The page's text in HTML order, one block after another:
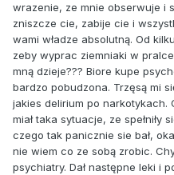
wrazenie, ze mnie obserwuje i
zniszcze cie, zabije cie i
wami władze absolutną. Od
zeby wyprac ziemniaki w
mną dzieje??? Biore kupe
bardzo pobudzona. Trzęsą mi
jakies delirium po narkotykach.
miał taka sytuacje, ze spełniły
czego tak panicznie sie bał,
nie wiem co ze sobą zrobic.
psychiatry. Dał następne leki i